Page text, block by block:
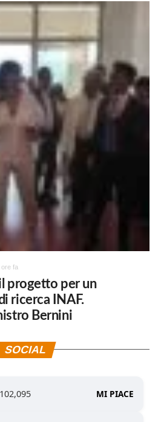
ore fa
progetto per un
ricerca INAF.
Bernini
SOCIAL
102,095 MI PIACE